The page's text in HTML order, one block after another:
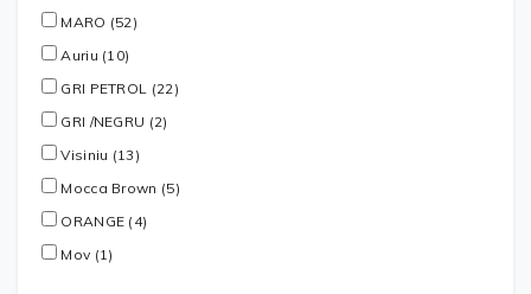
MARO (52)
Auriu (10)
GRI PETROL (22)
GRI /NEGRU (2)
Visiniu (13)
Mocca Brown (5)
ORANGE (4)
Mov (1)